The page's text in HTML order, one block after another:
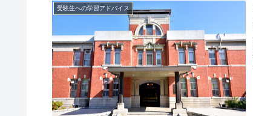
受験生への学習アドバイス